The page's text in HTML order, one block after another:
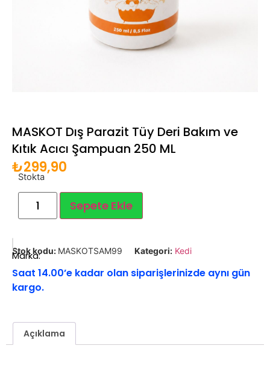
MASKOT Dış Parazit Tüy Deri Bakım ve
Kıtık Acıcı Şampuan 250 ML
₺299,90
Stokta
Sepete Ekle
Stok kodu: MASKOTSAM99 Kategori: Kedi
Marka:
Saat 14.00’e kadar olan siparişlerinizde aynı gün
kargo.
Açıklama